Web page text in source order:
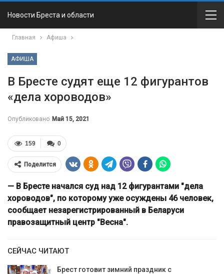
Новости Бреста и области
Главная Афиша
АФИША
В Бресте судят еще 12 фигурантов
«дела хороводов»
Опубликовано Май 15, 2021
0
159
Поделится
— В Бресте начался суд над 12 фигурантами "дела
хороводов", по которому уже осуждены 46 человек,
сообщает незарегистрированный в Беларуси
правозащитный центр "Весна".
СЕЙЧАС ЧИТАЮТ
Брест готовит зимний праздник с